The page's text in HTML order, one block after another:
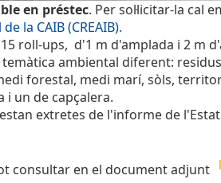
en préstec. Per sol·licitar-la cal
la CAIB (CREAIB).
roll-ups, d'1 m d'amplada i 2 m
ambiental diferent:
forestal, medi marí, sòls,
i un de capçalera.
extretes de l'informe de
consultar en el document adjunt